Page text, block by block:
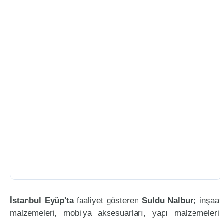
İstanbul Eyüp'tafaaliyet gösteren Suldu Nalbur;
malzemeleri, mobilya aksesuarları, yapı